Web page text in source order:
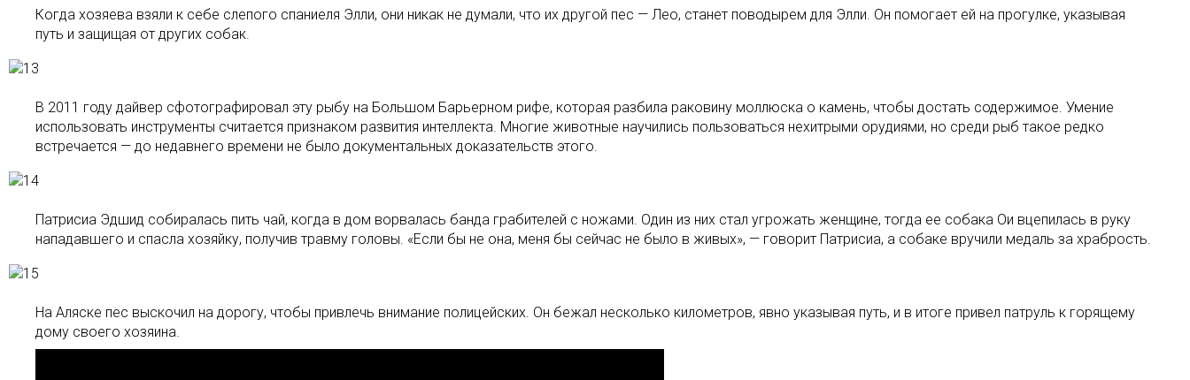
Когда хозяева взяли к себе слепого спаниеля Элли, они никак не думали, что их другой пес — Лео, станет поводырем для Элли. Он помогает ей на прогулке, указывая
путь и защищая от других собак.
В 2011 году дайвер сфотографировал эту рыбу на Большом Барьерном рифе, которая разбила раковину моллюска о камень, чтобы достать содержимое. Умение
использовать инструменты считается признаком развития интеллекта. Многие животные научились пользоваться нехитрыми орудиями, но среди рыб такое редко
встречается — до недавнего времени не было документальных доказательств этого.
Патрисиа Эдшид собиралась пить чай, когда в дом ворвалась банда грабителей с ножами. Один из них стал угрожать женщине, тогда ее собака Ои вцепилась в руку
нападавшего и спасла хозяйку, получив травму головы. «Если бы не она, меня бы сейчас не было в живых», — говорит Патрисиа, а собаке вручили медаль за храбрость.
На Аляске пес выскочил на дорогу, чтобы привлечь внимание полицейских. Он бежал несколько километров, явно указывая путь, и в итоге привел патруль к горящему
дому своего хозяина.